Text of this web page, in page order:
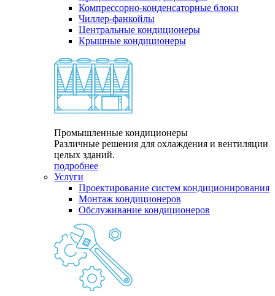
Компрессорно-конденсаторные блоки
Чиллер-фанкойлы
Центральные кондиционеры
Крышные кондиционеры
Промышленные кондиционеры
Различные решения для охлаждения и вентиляции
целых зданий.
подробнее
Услуги
Проектирование систем кондиционирования
Монтаж кондиционеров
Обслуживание кондиционеров